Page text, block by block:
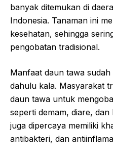
banyak ditemukan di
Indonesia. Tanaman ini
kesehatan, sehingga
pengobatan tradisional.
Manfaat daun tawa
dahulu kala. Masyarakat
daun tawa untuk
seperti demam, diare,
juga dipercaya memiliki
antibakteri, dan